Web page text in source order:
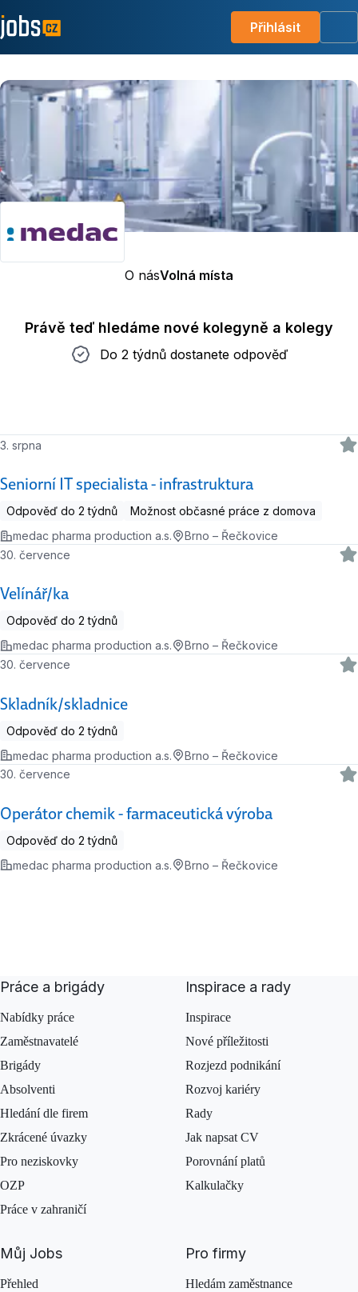
Přihlásit
O násVolná místa
Právě teď hledáme nové kolegyně a kolegy
Do 2 týdnů dostanete odpověď
Do 2 týdnů dostanete odpověď
Seniorní IT specialista - infrastruktura
3. srpna
Odpověď do 2 týdnů
Možnost občasné práce z domova
medac pharma production a.s.
Brno – Řečkovice
Velínář/ka
30. července
Odpověď do 2 týdnů
medac pharma production a.s.
Brno – Řečkovice
Skladník/skladnice
30. července
Odpověď do 2 týdnů
medac pharma production a.s.
Brno – Řečkovice
Operátor chemik - farmaceutická výroba
30. července
Odpověď do 2 týdnů
medac pharma production a.s.
Brno – Řečkovice
Práce a brigády
Nabídky práce
Zaměstnavatelé
Brigády
Absolventi
Hledání dle firem
Zkrácené úvazky
Pro neziskovky
OZP
Práce v zahraničí
Inspirace a rady
Inspirace
Nové příležitosti
Rozjezd podnikání
Rozvoj kariéry
Rady
Jak napsat CV
Porovnání platů
Kalkulačky
Můj Jobs
Přehled
Pro firmy
Hledám zaměstnance